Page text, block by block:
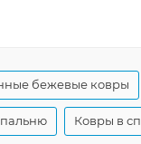
бежевые ковры
Ковры в